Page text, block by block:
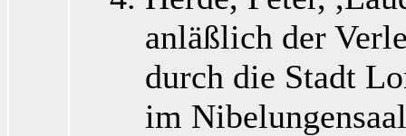
anläßlich der
durch die Stadt
im